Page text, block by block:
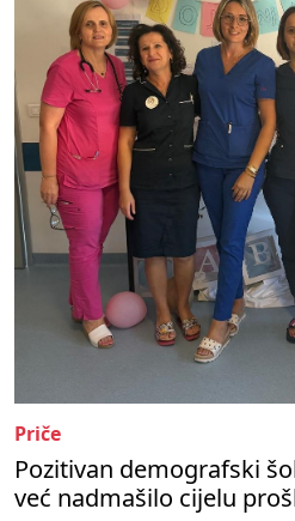
Priče
Pozitivan demografski
već nadmašilo cijelu